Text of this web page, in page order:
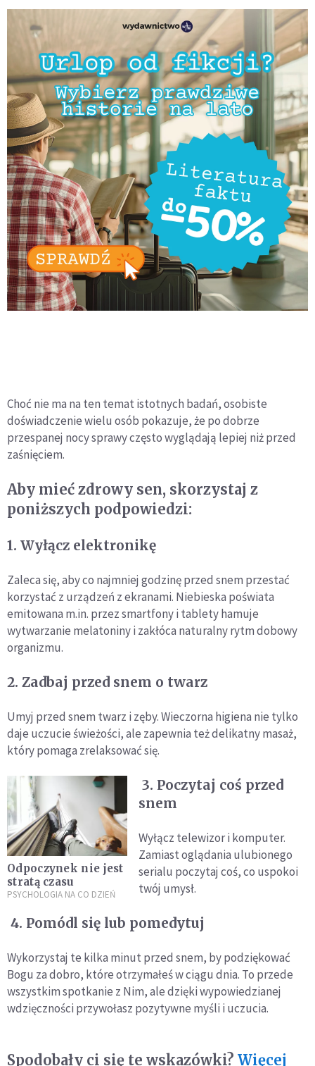
Choć nie ma na ten temat istotnych badań, osobiste
doświadczenie wielu osób pokazuje, że po dobrze
przespanej nocy sprawy często wyglądają lepiej niż przed
zaśnięciem.
Aby mieć zdrowy sen, skorzystaj z
poniższych podpowiedzi:
1. Wyłącz elektronikę
Zaleca się, aby co najmniej godzinę przed snem przestać
korzystać z urządzeń z ekranami. Niebieska poświata
emitowana m.in. przez smartfony i tablety hamuje
wytwarzanie melatoniny i zakłóca naturalny rytm dobowy
organizmu.
2. Zadbaj przed snem o twarz
Umyj przed snem twarz i zęby. Wieczorna higiena nie tylko
daje uczucie świeżości, ale zapewnia też delikatny masaż,
który pomaga zrelaksować się.
Odpoczynek nie jest
stratą czasu
PSYCHOLOGIA NA CO DZIEŃ
3. Poczytaj coś przed
snem
Wyłącz telewizor i komputer.
Zamiast oglądania ulubionego
serialu poczytaj coś, co uspokoi
twój umysł.
4. Pomódl się lub pomedytuj
Wykorzystaj te kilka minut przed snem, by podziękować
Bogu za dobro, które otrzymałeś w ciągu dnia. To przede
wszystkim spotkanie z Nim, ale dzięki wypowiedzianej
wdzięczności przywołasz pozytywne myśli i uczucia.
Spodobały ci się te wskazówki? Więcej